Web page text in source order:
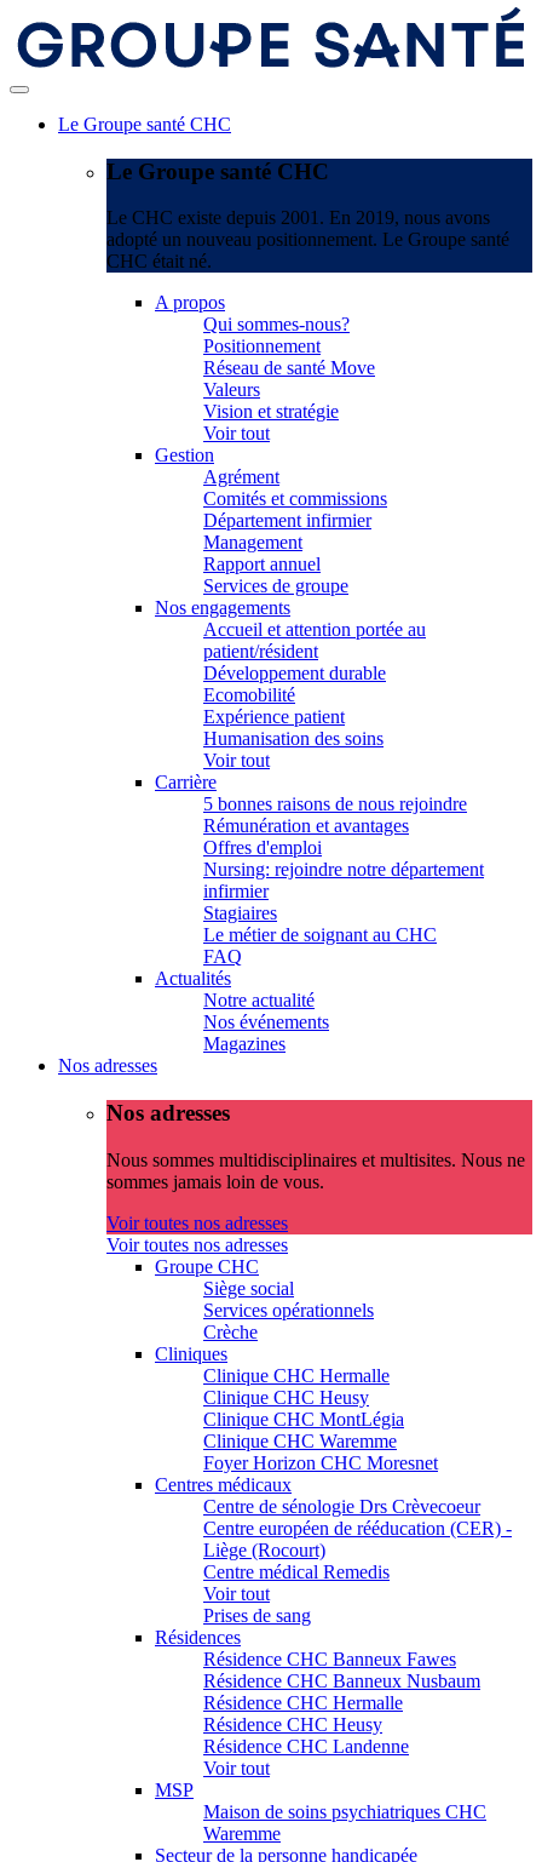
Le Groupe santé CHC
Le Groupe santé CHC
Le CHC existe depuis 2001. En 2019, nous avons
adopté un nouveau positionnement. Le Groupe santé
CHC était né.
A propos
Qui sommes-nous?
Positionnement
Réseau de santé Move
Valeurs
Vision et stratégie
Voir tout
Gestion
Agrément
Comités et commissions
Département infirmier
Management
Rapport annuel
Services de groupe
Nos engagements
Accueil et attention portée au
patient/résident
Développement durable
Ecomobilité
Expérience patient
Humanisation des soins
Voir tout
Carrière
5 bonnes raisons de nous rejoindre
Rémunération et avantages
Offres d'emploi
Nursing: rejoindre notre département
infirmier
Stagiaires
Le métier de soignant au CHC
FAQ
Actualités
Notre actualité
Nos événements
Magazines
Nos adresses
Nos adresses
Nous sommes multidisciplinaires et multisites. Nous ne
sommes jamais loin de vous.
Voir toutes nos adresses
Voir toutes nos adresses
Groupe CHC
Siège social
Services opérationnels
Crèche
Cliniques
Clinique CHC Hermalle
Clinique CHC Heusy
Clinique CHC MontLégia
Clinique CHC Waremme
Foyer Horizon CHC Moresnet
Centres médicaux
Centre de sénologie Drs Crèvecoeur
Centre européen de rééducation (CER) -
Liège (Rocourt)
Centre médical Remedis
Voir tout
Prises de sang
Résidences
Résidence CHC Banneux Fawes
Résidence CHC Banneux Nusbaum
Résidence CHC Hermalle
Résidence CHC Heusy
Résidence CHC Landenne
Voir tout
MSP
Maison de soins psychiatriques CHC
Waremme
Secteur de la personne handicapée